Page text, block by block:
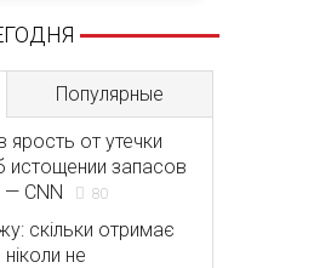
Популярные
от утечки
истощении запасов
CNN
80
скільки отримає
не